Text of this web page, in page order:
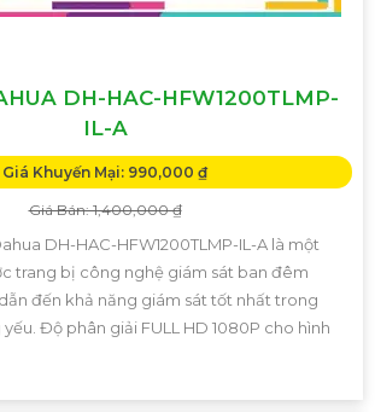
DH-HAC-HFW1200TLMP-
IL-A
Giá Khuyến Mại: 990,000 ₫
Giá Bán: 1,400,000 ₫
DH-HAC-HFW1200TLMP-IL-A là một
trang bị công nghệ giám sát ban đêm
đến khả năng giám sát tốt nhất trong
Độ phân giải FULL HD 1080P cho hình